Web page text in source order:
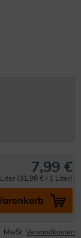
7,99 €
(31,96 € / 1 Liter)
MwSt. Versandkosten